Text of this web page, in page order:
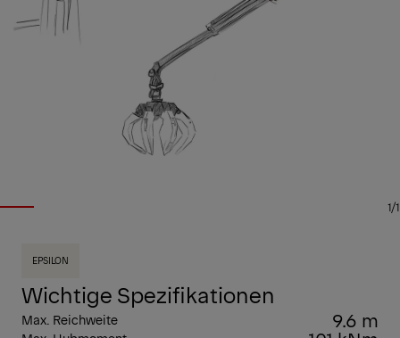
1/1
EPSILON
Wichtige Spezifikationen
Max. Reichweite 9.6 m